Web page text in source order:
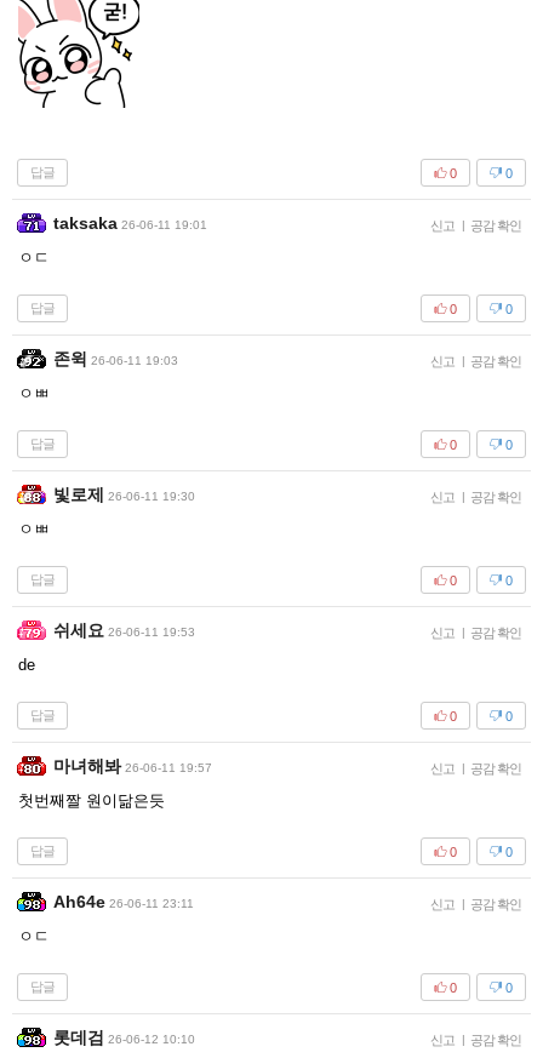
답글 0
0
taksaka 26-06-11 19:01 신고 공감 확인
ㅇㄷ
답글 0
0
존윅 26-06-11 19:03 신고 공감 확인
ㅇㅃ
답글 0
0
빛로제 26-06-11 19:30 신고 공감 확인
ㅇㅃ
답글 0
0
쉬세요 26-06-11 19:53 신고 공감 확인
de
답글 0
0
마녀해봐 26-06-11 19:57 신고 공감 확인
첫번째짤 원이닮은듯
답글 0
0
Ah64e 26-06-11 23:11 신고 공감 확인
ㅇㄷ
답글 0
0
롯데검 26-06-12 10:10 신고 공감 확인